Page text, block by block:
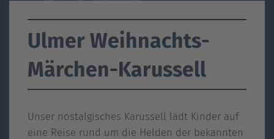
Ulmer Weihnachts-
Märchen-Karussell
Unser nostalgisches Karussell lädt Kinder auf
eine Reise rund um die Helden der bekannten